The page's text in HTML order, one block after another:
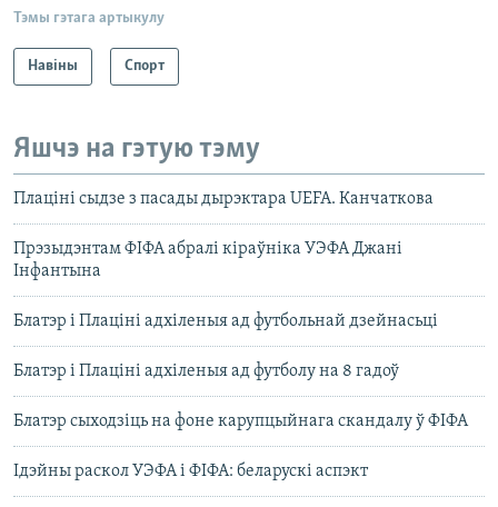
Тэмы гэтага артыкулу
Навіны Спорт
Яшчэ на гэтую тэму
Плаціні сыдзе з пасады дырэктара UEFA. Канчаткова
Прэзыдэнтам ФІФА абралі кіраўніка УЭФА Джані
Інфантына
Блатэр і Плаціні адхіленыя ад футбольнай дзейнасьці
Блатэр і Плаціні адхіленыя ад футболу на 8 гадоў
Блатэр сыходзіць на фоне карупцыйнага скандалу ў ФІФА
Ідэйны раскол УЭФА і ФІФА: беларускі аспэкт